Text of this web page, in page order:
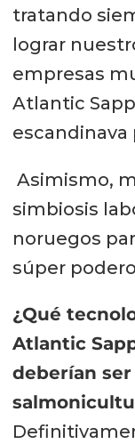
tratando
lograr
empresas
Atlantic
escandinava
Asimismo,
simbiosis
noruegos
súper
¿Qué
Atlantic
deberían ser